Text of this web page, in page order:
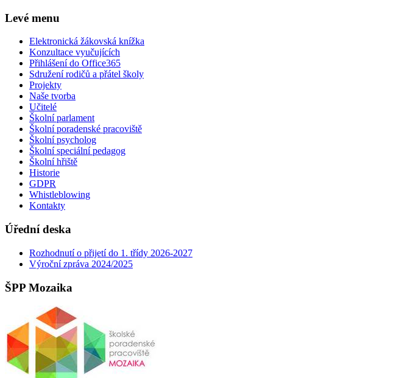
Levé menu
Elektronická žákovská knížka
Konzultace vyučujících
Přihlášení do Office365
Sdružení rodičů a přátel školy
Projekty
Naše tvorba
Učitelé
Školní parlament
Školní poradenské pracoviště
Školní psycholog
Školní speciální pedagog
Školní hřiště
Historie
GDPR
Whistleblowing
Kontakty
Úřední deska
Rozhodnutí o přijetí do 1. třídy 2026-2027
Výroční zpráva 2024/2025
ŠPP Mozaika